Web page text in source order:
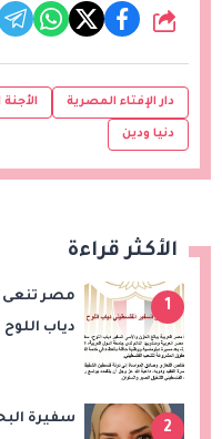
شارك
دار الإفتاء المصرية
دنيا ودين
الأكثر قراءة
1
مصر تنعى
دياب
2
سفيرة